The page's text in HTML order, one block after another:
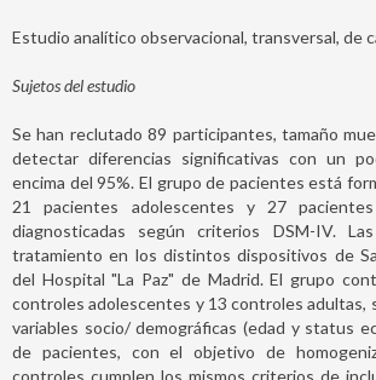
Estudio analítico observacional, transversal, de
Sujetos del estudio
Se han reclutado 89 participantes, tamaño
detectar diferencias significativas con un
encima del 95%. El grupo de pacientes está
21 pacientes adolescentes y 27
diagnosticadas según criterios DSM-IV.
tratamiento en los distintos dispositivos de
del Hospital "La Paz" de Madrid. El grupo
controles adolescentes y 13 controles adultas,
variables socio/ demográficas (edad y status
de pacientes, con el objetivo de
controles cumplen los mismos criterios de